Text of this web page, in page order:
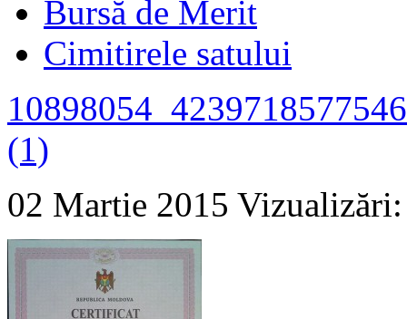
Bursă de Merit
Cimitirele satului
(1)
02 Martie 2015